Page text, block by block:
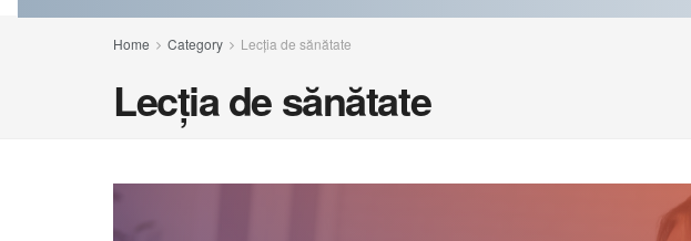
Home Category Lecția de sănătate
Lecția de sănătate